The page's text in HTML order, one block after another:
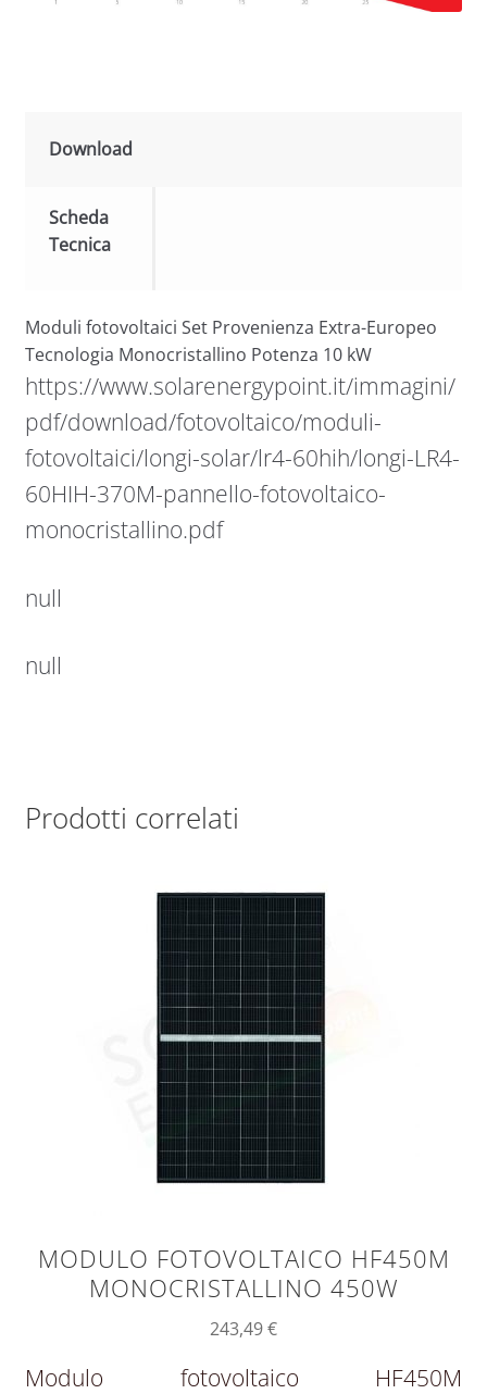
Download
Scheda
Tecnica
Moduli fotovoltaici Set Provenienza Extra-Europeo
Tecnologia Monocristallino Potenza 10 kW
https://www.solarenergypoint.it/immagini/
pdf/download/fotovoltaico/moduli-
fotovoltaici/longi-solar/lr4-60hih/longi-LR4-
60HIH-370M-pannello-fotovoltaico-
monocristallino.pdf
null
null
Prodotti correlati
MODULO FOTOVOLTAICO HF450M
MONOCRISTALLINO 450W
243,49€
Modulo fotovoltaico HF450M